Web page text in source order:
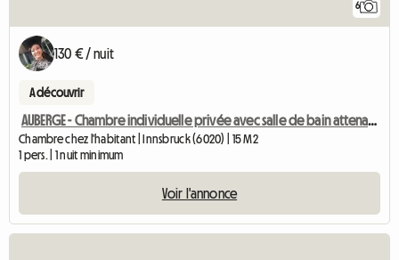
6
130 € / nuit
A découvrir
AUBERGE - Chambre individuelle privée avec salle de bain attenante
Chambre chez l'habitant | Innsbruck (6020) | 15 M2
1 pers. | 1 nuit minimum
Voir l'annonce